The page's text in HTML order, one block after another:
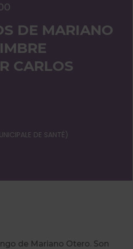
DE MARIANO
CARLOS
DE SANTÉ)
de Mariano Otero. Son